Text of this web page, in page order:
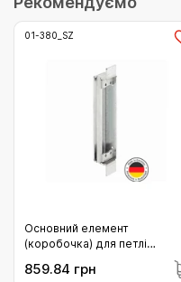
01-380_SZ
Основний елемент
(коробочка) для петлі
Simonswerk Tectus TE 380 3D
SZ (01-380_SZ)
859.84 грн